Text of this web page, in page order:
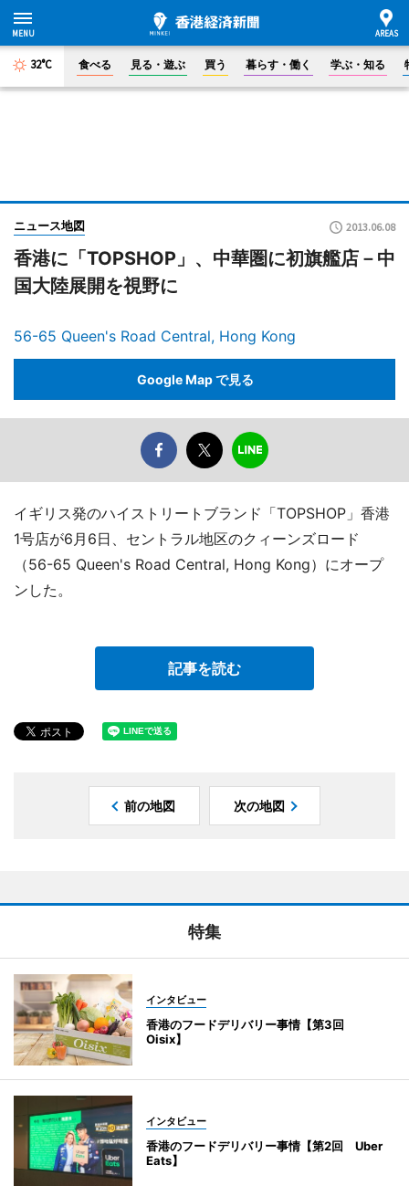
32°C 食べる 見る・遊ぶ 買う 暮らす・働く 学ぶ・知る
ニュース地図 2013.06.08
香港に「TOPSHOP」、中華圏に初旗艦店－中
国大陸展開を視野に
56-65 Queen's Road Central, Hong Kong
Google Map で見る
イギリス発のハイストリートブランド「TOPSHOP」香港
1号店が6月6日、セントラル地区のクィーンズロード
（56-65 Queen's Road Central, Hong Kong）にオープ
ンした。
記事を読む
前の地図 次の地図
特集
インタビュー
香港のフードデリバリー事情【第3回
Oisix】
インタビュー
香港のフードデリバリー事情【第2回 Uber
Eats】